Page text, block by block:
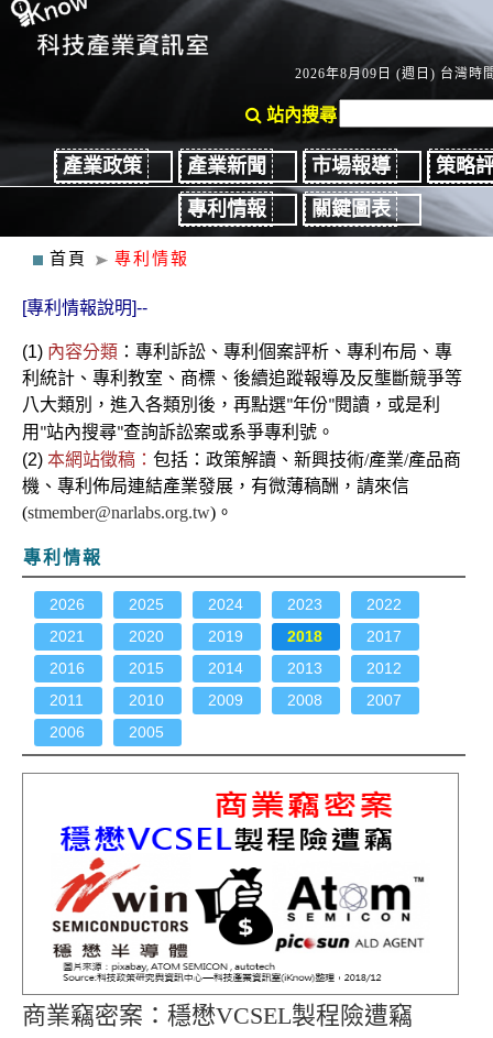
2026年8月09日 (週日) 台灣時
站內搜尋
產業政策 產業新聞 市場報導
策略
專利情報
關鍵圖表
首頁 專利情報
[專利情報說明]--
(1) 內容分類 ： 專利 訴訟、 專利個案評析、專利布局、專
利統計、專利教室 、商標、後續追蹤報導及反壟斷競爭等
八大類別，進入各類別後 ，再點選"年份"閱讀，或是利
用 "站內搜尋"查詢訴訟案或系爭專利號。
(2) 本網站徵稿： 包括：政策解讀、新興技術/產業/產品商
機、專利佈局連結產業發展，有微薄稿酬，請來信
(stmember@narlabs.org.tw)。
專利情報
2026 2025 2024 2023
2022
2021
2020 2019 2018
2017
2016
2015 2014 2013
2012
2011
2010 2009 2008
2007
2006
2005
商業竊密案：穩懋VCSEL製程險遭竊